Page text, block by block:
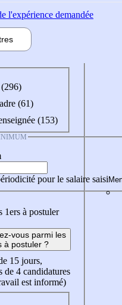
l'expérience demandée
(61)
(153)
pour le salaire saisi
1ers à postuler
vous parmi les
à postuler ?
15 jours,
de 4 candidatures
est informé)